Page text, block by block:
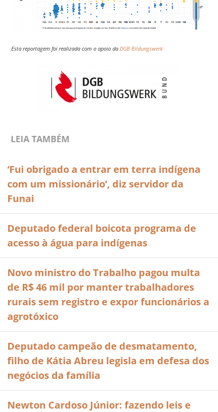
Esta reportagem foi realizada com o apoio da DGB Bildungswerk
LEIA TAMBÉM
‘Fui obrigado a entrar em terra indígena
com um missionário’, diz servidor da
Funai
Deputado federal boicota programa de
acesso à água para indígenas
Novo ministro do Trabalho pagou multa
de R$ 46 mil por manter trabalhadores
rurais sem registro e expor funcionários a
agrotóxico
Deputado campeão de desmatamento,
filho de Kátia Abreu legisla em defesa dos
negócios da família
Newton Cardoso Júnior: fazendo leis e